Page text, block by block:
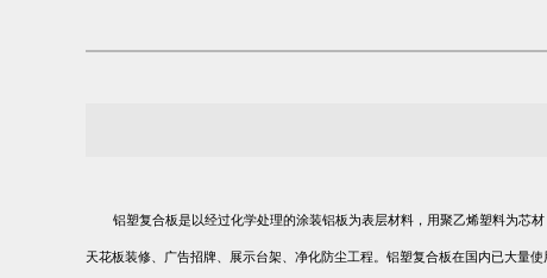
铝塑复合板是以经过化学处理的涂装铝板为表层材料，用聚乙烯塑料为芯
天花板装修、广告招牌、展示台架、净化防尘工程。铝塑复合板在国内已大量使